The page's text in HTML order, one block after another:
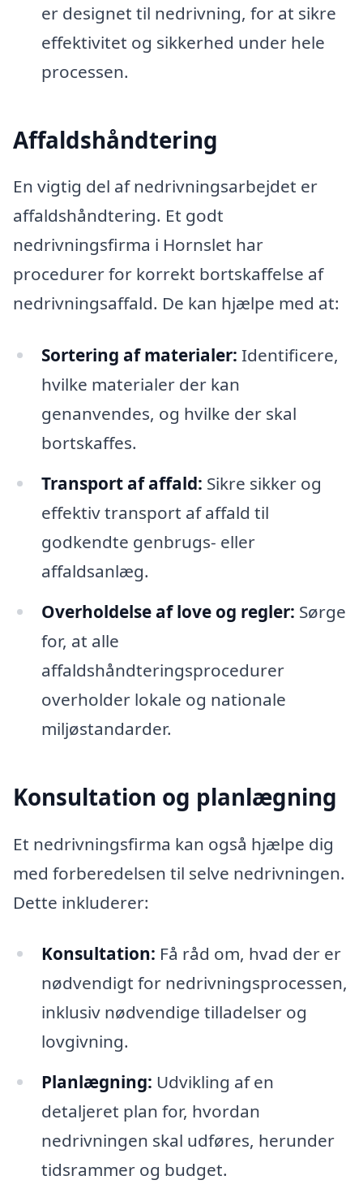
er designet til nedrivning, for at sikre
effektivitet og sikkerhed under hele
processen.
Affaldshåndtering
En vigtig del af nedrivningsarbejdet er
affaldshåndtering. Et godt
nedrivningsfirma i Hornslet har
procedurer for korrekt bortskaffelse af
nedrivningsaffald. De kan hjælpe med at:
Sortering af materialer: Identificere,
hvilke materialer der kan
genanvendes, og hvilke der skal
bortskaffes.
Transport af affald: Sikre sikker og
effektiv transport af affald til
godkendte genbrugs- eller
affaldsanlæg.
Overholdelse af love og regler: Sørge
for, at alle
affaldshåndteringsprocedurer
overholder lokale og nationale
miljøstandarder.
Konsultation og planlægning
Et nedrivningsfirma kan også hjælpe dig
med forberedelsen til selve nedrivningen.
Dette inkluderer:
Konsultation: Få råd om, hvad der er
nødvendigt for nedrivningsprocessen,
inklusiv nødvendige tilladelser og
lovgivning.
Planlægning: Udvikling af en
detaljeret plan for, hvordan
nedrivningen skal udføres, herunder
tidsrammer og budget.